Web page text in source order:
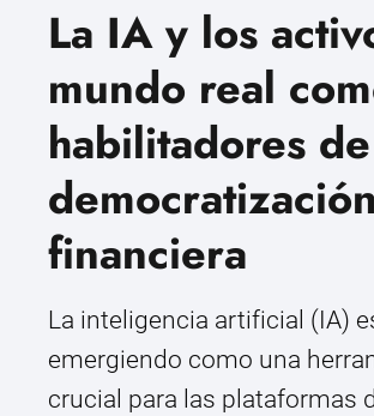
La IA y los
mundo real
habilitadores
democratización
financiera
La inteligencia artificial (IA)
emergiendo como una
crucial para las plataformas